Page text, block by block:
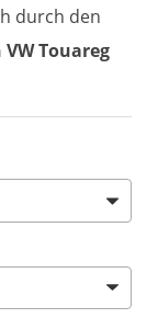
durch den
Touareg